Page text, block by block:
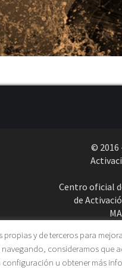
© 2016
Centro oficial
de
propias y de terceros para
consideramos que
configuración u obtener más